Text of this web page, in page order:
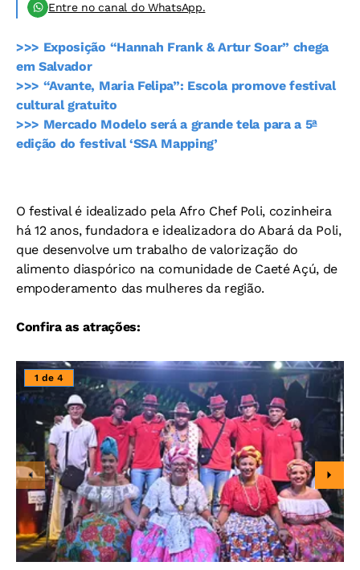
Entre no canal do WhatsApp.
>>> Exposição “Hannah Frank & Artur Soar” chega
em Salvador
>>> “Avante, Maria Felipa”: Escola promove festival
cultural gratuito
>>> Mercado Modelo será a grande tela para a 5ª
edição do festival ‘SSA Mapping’
O festival é idealizado pela Afro Chef Poli, cozinheira
há 12 anos, fundadora e idealizadora do Abará da Poli,
que desenvolve um trabalho de valorização do
alimento diaspórico na comunidade de Caeté Açú, de
empoderamento das mulheres da região.
Confira as atrações:
1 de 4